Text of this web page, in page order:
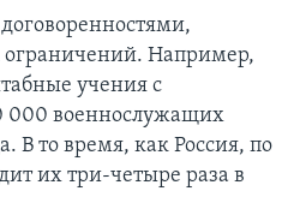
ограничений. Например,
учения с
000 военнослужащих
В то время, как Россия, по
их три-четыре раза в